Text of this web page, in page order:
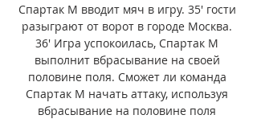
Спартак М вводит мяч в игру. 35' гости
разыграют от ворот в городе Москва.
36' Игра успокоилась, Спартак М
выполнит вбрасывание на своей
половине поля. Сможет ли команда
Спартак М начать аттаку, используя
вбрасывание на половине поля